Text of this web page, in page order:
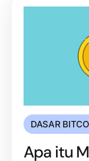
DASAR
Apa itu